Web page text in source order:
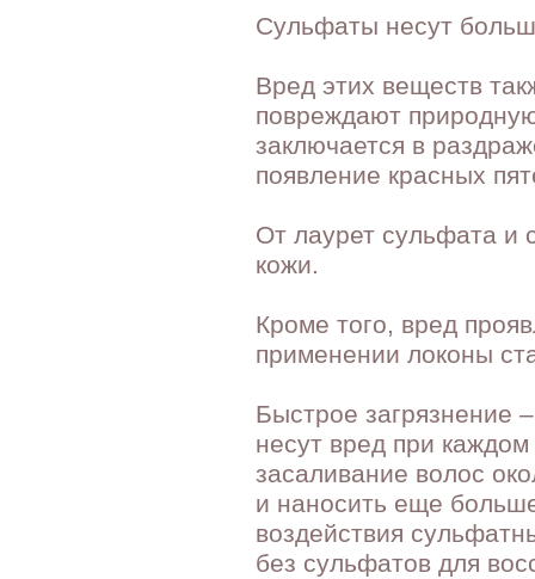
Сульфаты несут
Вред этих веществ
повреждают
заключается в
появление красных
От лаурет сульфата и
кожи.
Кроме того, вред
применении локоны
Быстрое
несут вред при
засаливание волос
и наносить еще
воздействия
без сульфатов для